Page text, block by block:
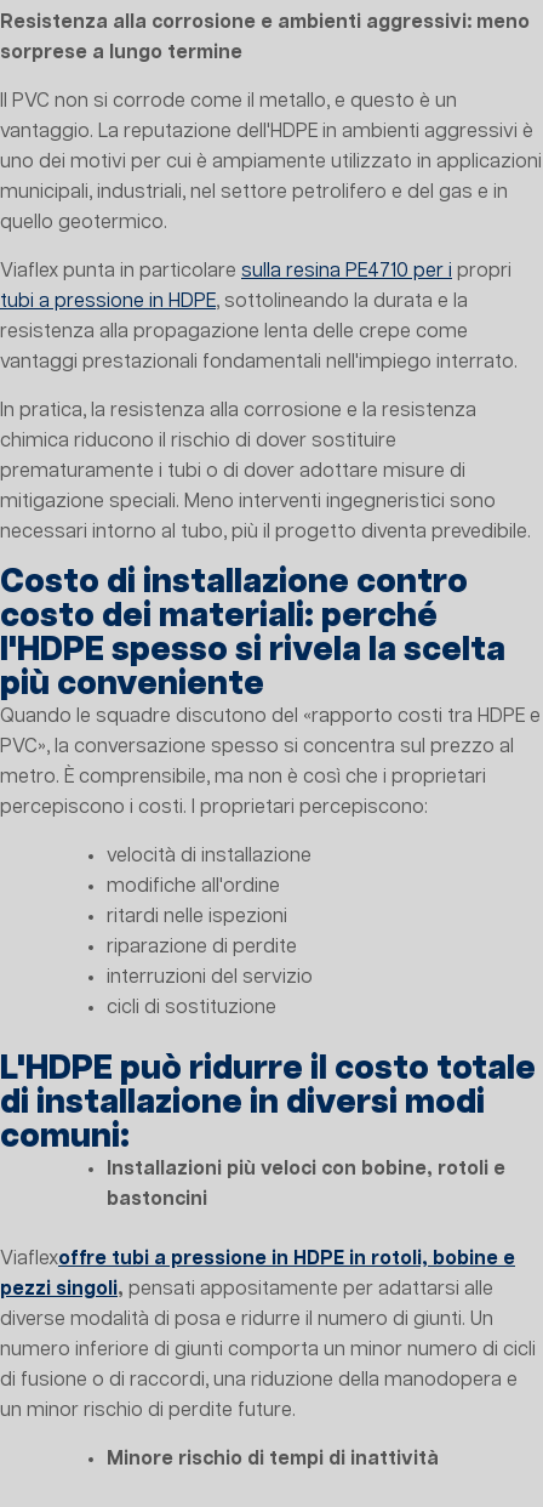
Resistenza alla corrosione e ambienti aggressivi: meno
sorprese a lungo termine
Il PVC non si corrode come il metallo, e questo è un
vantaggio. La reputazione dell'HDPE in ambienti aggressivi è
uno dei motivi per cui è ampiamente utilizzato in applicazioni
municipali, industriali, nel settore petrolifero e del gas e in
quello geotermico.
Viaflex punta in particolare sulla resina PE4710 per i propri
tubi a pressione in HDPE, sottolineando la durata e la
resistenza alla propagazione lenta delle crepe come
vantaggi prestazionali fondamentali nell'impiego interrato.
In pratica, la resistenza alla corrosione e la resistenza
chimica riducono il rischio di dover sostituire
prematuramente i tubi o di dover adottare misure di
mitigazione speciali. Meno interventi ingegneristici sono
necessari intorno al tubo, più il progetto diventa prevedibile.
Costo di installazione contro
costo dei materiali: perché
l'HDPE spesso si rivela la scelta
più conveniente
Quando le squadre discutono del «rapporto costi tra HDPE e
PVC», la conversazione spesso si concentra sul prezzo al
metro. È comprensibile, ma non è così che i proprietari
percepiscono i costi. I proprietari percepiscono:
velocità di installazione
modifiche all'ordine
ritardi nelle ispezioni
riparazione di perdite
interruzioni del servizio
cicli di sostituzione
L'HDPE può ridurre il costo totale
di installazione in diversi modi
comuni:
Installazioni più veloci con bobine, rotoli e
bastoncini
Viaflexoffre tubi a pressione in HDPE in rotoli, bobine e
pezzi singoli, pensati appositamente per adattarsi alle
diverse modalità di posa e ridurre il numero di giunti. Un
numero inferiore di giunti comporta un minor numero di cicli
di fusione o di raccordi, una riduzione della manodopera e
un minor rischio di perdite future.
Minore rischio di tempi di inattività